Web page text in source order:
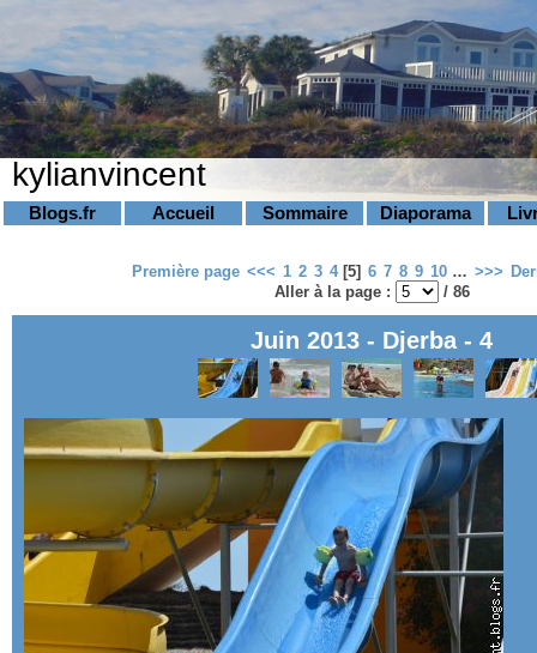
kylianvincent
Blogs.fr Accueil Sommaire Diaporama
Première page <<< 1 2 3 4[5] 6 7 8 9 10 … >>>
Aller à la page :
/ 86
Juin 2013 - Djerba - 4